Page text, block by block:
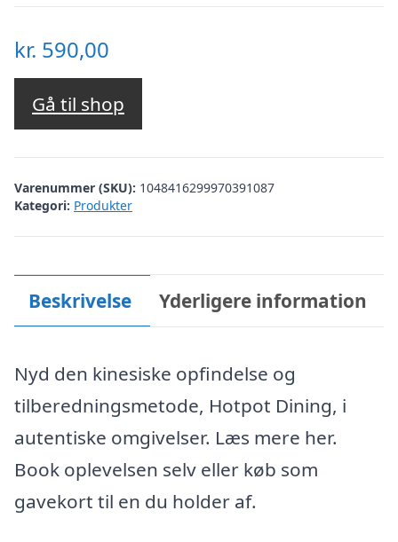
kr. 590,00
Gå til shop
Varenummer (SKU): 1048416299970391087
Kategori: Produkter
Beskrivelse Yderligere information
Nyd den kinesiske opfindelse og
tilberedningsmetode, Hotpot Dining, i
autentiske omgivelser. Læs mere her.
Book oplevelsen selv eller køb som
gavekort til en du holder af.